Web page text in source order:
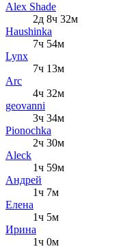
Alex Shade
2д 8ч 32м
Haushinka
7ч 54м
Lynx
7ч 13м
Arc
4ч 32м
geovanni
3ч 34м
Pionochka
2ч 30м
Aleck
1ч 59м
Андрей
1ч 7м
Елена
1ч 5м
Ирина
1ч 0м